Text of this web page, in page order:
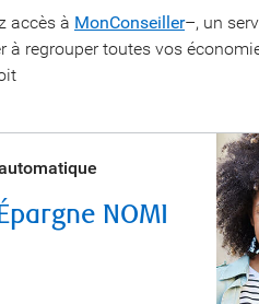
accès à MonConseiller–, un
à regrouper toutes vos
NOMI